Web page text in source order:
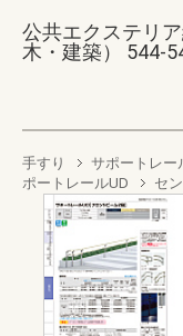
公共エクステリ
木・建築） 544-
手すり サポートレー
ポートレールUD
セ